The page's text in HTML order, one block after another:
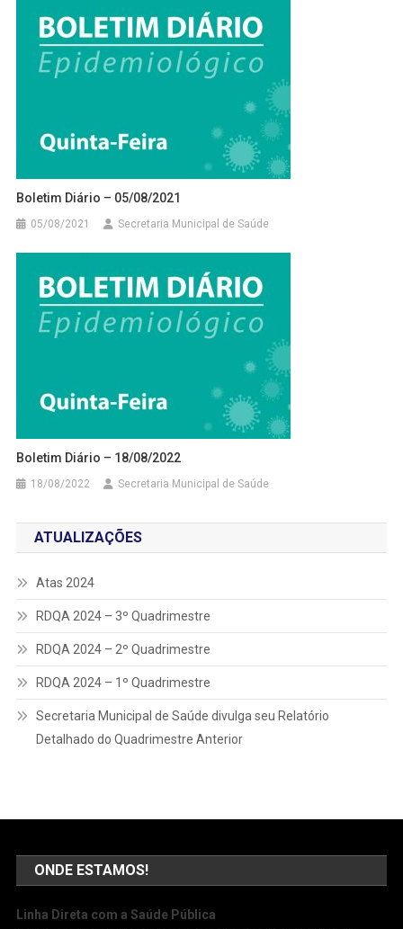
Boletim Diário – 05/08/2021
05/08/2021 Secretaria Municipal de Saúde
Boletim Diário – 18/08/2022
18/08/2022 Secretaria Municipal de Saúde
ATUALIZAÇÕES
Atas 2024
RDQA 2024 – 3º Quadrimestre
RDQA 2024 – 2º Quadrimestre
RDQA 2024 – 1º Quadrimestre
Secretaria Municipal de Saúde divulga seu Relatório
Detalhado do Quadrimestre Anterior
ONDE ESTAMOS!
Linha Direta com a Saúde Pública